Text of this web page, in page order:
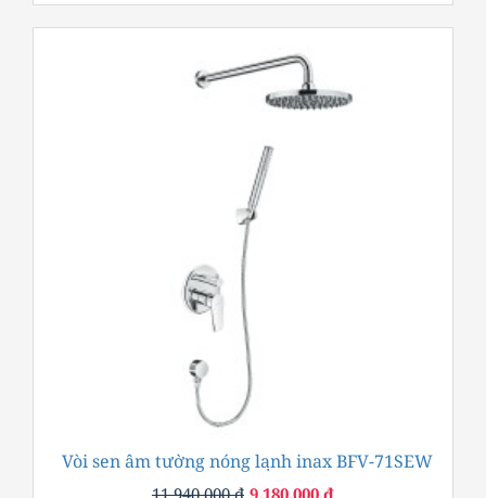
-23%
Vòi sen âm tường nóng lạnh inax BFV-71SEW
9.180.000.đ
11.940.000.đ